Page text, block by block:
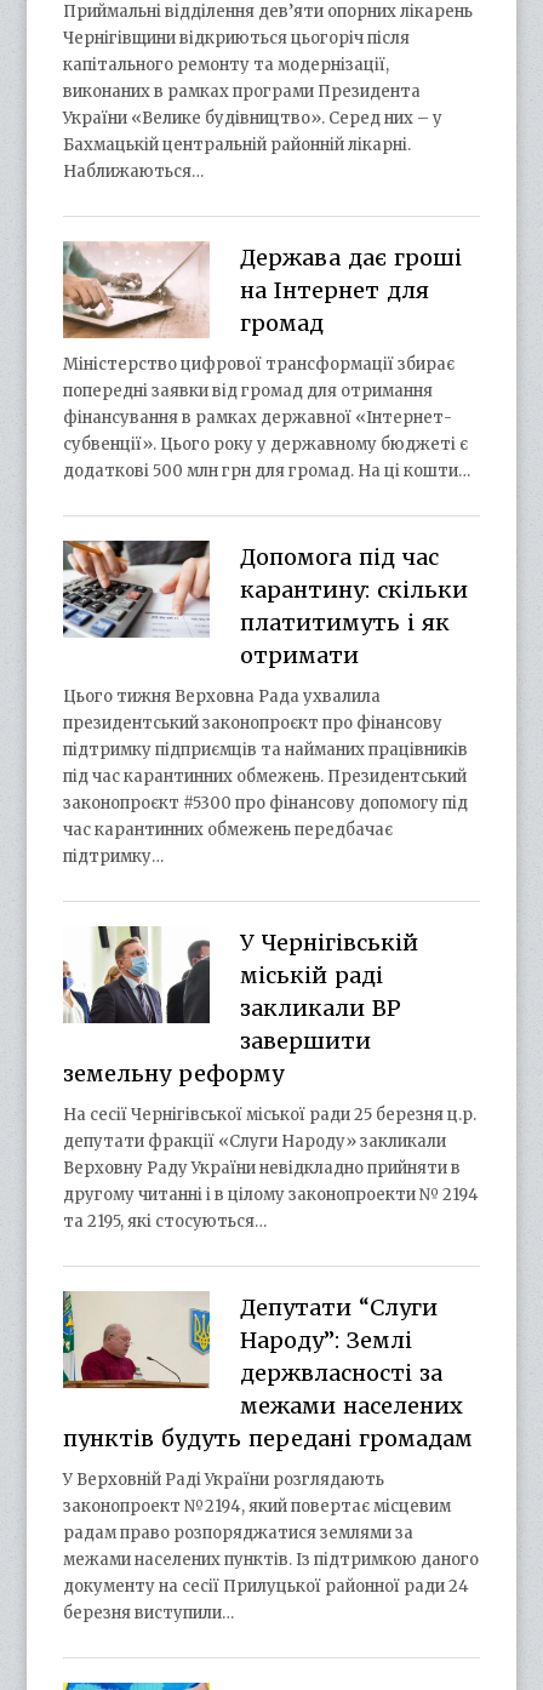
Приймальні відділення дев’яти опорних лікарень
Чернігівщини відкриються цьогоріч після
капітального ремонту та модернізації,
виконаних в рамках програми Президента
України «Велике будівництво». Серед них – у
Бахмацькій центральній районній лікарні.
Наближаються…
Держава дає гроші
на Інтернет для
громад
Міністерство цифрової трансформації збирає
попередні заявки від громад для отримання
фінансування в рамках державної «Інтернет-
субвенції». Цього року у державному бюджеті є
додаткові 500 млн грн для громад. На ці кошти…
Допомога під час
карантину: скільки
платитимуть і як
отримати
Цього тижня Верховна Рада ухвалила
президентський законопроєкт про фінансову
підтримку підприємців та найманих працівників
під час карантинних обмежень. Президентський
законопроєкт #5300 про фінансову допомогу під
час карантинних обмежень передбачає
підтримку…
У Чернігівській
міській раді
закликали ВР
завершити
земельну реформу
На сесії Чернігівської міської ради 25 березня ц.р.
депутати фракції «Слуги Народу» закликали
Верховну Раду України невідкладно прийняти в
другому читанні і в цілому законопроекти № 2194
та 2195, які стосуються…
Депутати “Слуги
Народу”: Землі
держвласності за
межами населених
пунктів будуть передані громадам
У Верховній Раді України розглядають
законопроект №2194, який повертає місцевим
радам право розпоряджатися землями за
межами населених пунктів. Із підтримкою даного
документу на сесії Прилуцької районної ради 24
березня виступили…